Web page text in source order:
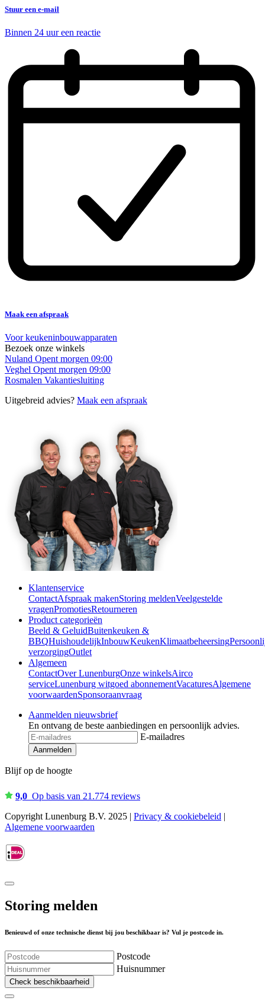
Stuur een e-mail
Binnen 24 uur een reactie
Maak een afspraak
Voor keukeninbouwapparaten
Bezoek onze winkels
Nuland Opent morgen 09:00
Veghel Opent morgen 09:00
Rosmalen Vakantiesluiting
Uitgebreid advies? Maak een afspraak
Klantenservice
ContactAfspraak makenStoring meldenVeelgestelde
vragenPromotiesRetourneren
Product categorieën
Beeld & GeluidBuitenkeuken &
BBQHuishoudelijkInbouwKeukenKlimaatbeheersing
verzorgingOutlet
Algemeen
ContactOver LunenburgOnze winkelsAirco
serviceLunenburg witgoed abonnementVacaturesAlgemene
voorwaardenSponsoraanvraag
Aanmelden nieuwsbrief
En ontvang de beste aanbiedingen en persoonlijk advies.
E-mailadres
Aanmelden
Blijf op de hoogte
9,0 Op basis van 21.774 reviews
Copyright Lunenburg B.V. 2025 | Privacy & cookiebeleid |
Algemene voorwaarden
Storing melden
Benieuwd of onze technische dienst bij jou beschikbaar is? Vul je postcode in.
Postcode
Huisnummer
Check beschikbaarheid